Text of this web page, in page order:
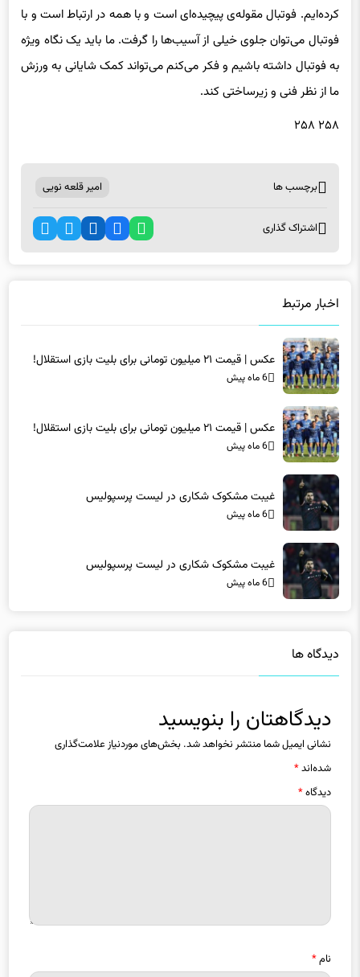
کرده‌ایم. فوتبال مقوله‌ی پیچیده‌ای است و با همه در ارتباط است و با
فوتبال می‌توان جلوی خیلی از آسیب‌ها را گرفت. ما باید یک نگاه ویژه
به فوتبال داشته باشیم و فکر می‌کنم می‌تواند کمک شایانی به ورزش
ما از نظر فنی و زیرساختی کند.
۲۵۸ ۲۵۸
برچسب ها امیر قلعه نویی
اشتراک گذاری
اخبار مرتبط
عکس | قیمت ۲۱ میلیون تومانی برای بلیت بازی استقلال!
6 ماه پیش
عکس | قیمت ۲۱ میلیون تومانی برای بلیت بازی استقلال!
6 ماه پیش
غیبت مشکوک شکاری در لیست پرسپولیس
6 ماه پیش
غیبت مشکوک شکاری در لیست پرسپولیس
6 ماه پیش
دیدگاه ها
دیدگاهتان را بنویسید
نشانی ایمیل شما منتشر نخواهد شد. بخش‌های موردنیاز علامت‌گذاری
شده‌اند*
دیدگاه*
نام*